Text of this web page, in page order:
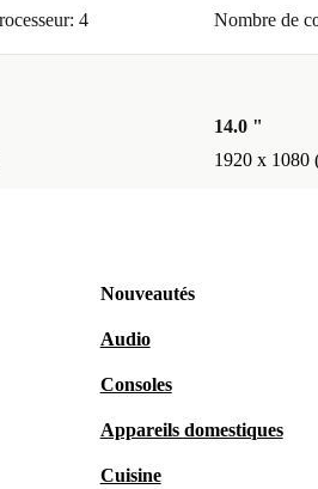
4
Nombre de
14.0 "
1920 x
Nouveautés
Audio
Consoles
Appareils domestiques
Cuisine